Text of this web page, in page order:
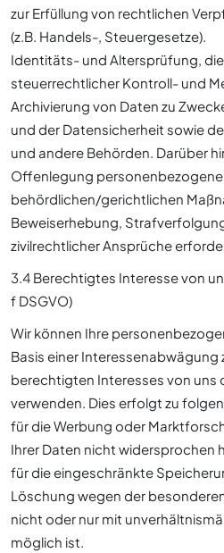
zur Erfüllung von rechtlichen
(z.B. Handels-, Steuergesetze).
Identitäts- und Altersprüfung,
steuerrechtlicher Kontroll- und
Archivierung von Daten zu
und der Datensicherheit sowie
und andere Behörden. Darüber
Offenlegung
behördlichen/gerichtlichen
Beweiserhebung,
zivilrechtlicher Ansprüche
3.4 Berechtigtes Interesse von
f DSGVO)
Wir können Ihre
Basis einer Interessenabwägung
berechtigten Interesses von uns
verwenden. Dies erfolgt zu
für die Werbung oder
Ihrer Daten nicht widersprochen
für die eingeschränkte
Löschung wegen der
nicht oder nur mit
möglich ist.